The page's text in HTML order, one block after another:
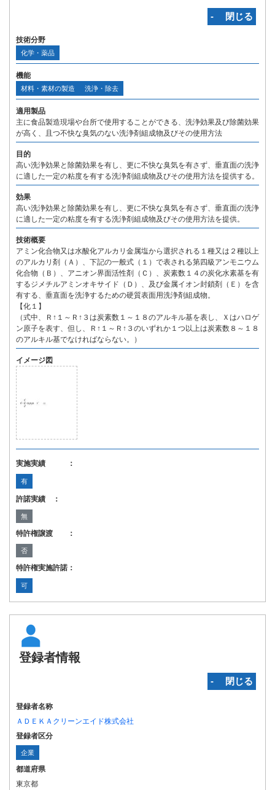
‐ 閉じる
技術分野
化学・薬品
機能
材料・素材の製造 洗浄・除去
適用製品
主に食品製造現場や台所で使用することができる、洗浄効果及び除菌効果
が高く、且つ不快な臭気のない洗浄剤組成物及びその使用方法
目的
高い洗浄効果と除菌効果を有し、更に不快な臭気を有さず、垂直面の洗浄
に適した一定の粘度を有する洗浄剤組成物及びその使用方法を提供する。
効果
高い洗浄効果と除菌効果を有し、更に不快な臭気を有さず、垂直面の洗浄
に適した一定の粘度を有する洗浄剤組成物及びその使用方法を提供。
技術概要
アミン化合物又は水酸化アルカリ金属塩から選択される１種又は２種以上
のアルカリ剤（Ａ）、下記の一般式（１）で表される第四級アンモニウム
化合物（Ｂ）、アニオン界面活性剤（Ｃ）、炭素数１４の炭化水素基を有
するジメチルアミンオキサイド（Ｄ）、及び金属イオン封鎖剤（Ｅ）を含
有する、垂直面を洗浄するための硬質表面用洗浄剤組成物。
【化１】
（式中、Ｒ↑１～Ｒ↑３は炭素数１～１８のアルキル基を表し、Ｘはハロゲ
ン原子を表す、但し、Ｒ↑１～Ｒ↑３のいずれか１つ以上は炭素数８～１８
のアルキル基でなければならない。）
イメージ図
実施実績 ：
有
許諾実績 ：
無
特許権譲渡 ：
否
特許権実施許諾：
可
登録者情報
‐ 閉じる
登録者名称
ＡＤＥＫＡクリーンエイド株式会社
登録者区分
企業
都道府県
東京都